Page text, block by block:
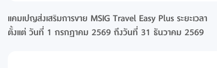
แคมเปญส่งเสริมการขาย MSIG Travel Easy Plus ระยะเวลา
ตั้งแต่ วันที่ 1 กรกฏาคม 2569 ถึงวันที่ 31 ธันวาคม 2569